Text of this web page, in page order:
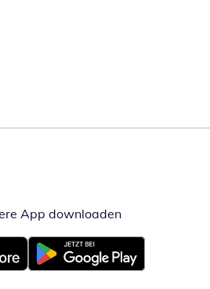
App downloadenÖffnet in
Fenster
Öffnet in neuem Fenster